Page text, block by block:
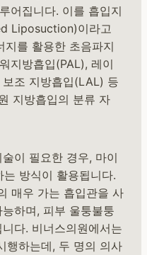
어집니다. 이를 흡입지
Liposuction)이라고
지를 활용한 초음파지
지방흡입(PAL), 레이
조 지방흡입(LAL) 등
지방흡입의 분류 자
이 필요한 경우, 마이
방식이 활용됩니다.
매우 가는 흡입관을 사
하며, 피부 울퉁불퉁
다. 비너스의원에서는
행하는데, 두 명의 의사